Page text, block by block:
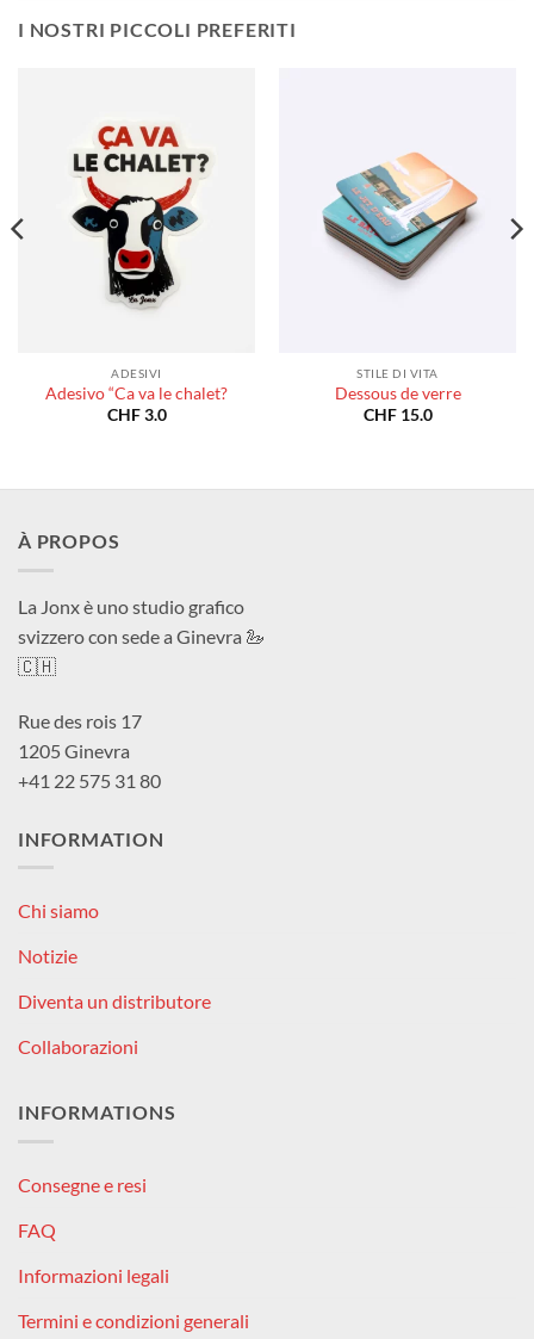
I NOSTRI PICCOLI PREFERITI
ADESIVI
Adesivo “Ca va le chalet?
CHF3.0
STILE DI VITA
Dessous de verre
CHF15.0
À PROPOS
La Jonx è uno studio grafico
svizzero con sede a Ginevra 🦢
🇨🇭
Rue des rois 17
1205 Ginevra
+41 22 575 31 80
INFORMATION
Chi siamo
Notizie
Diventa un distributore
Collaborazioni
INFORMATIONS
Consegne e resi
FAQ
Informazioni legali
Termini e condizioni generali